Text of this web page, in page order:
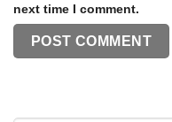
next time I comment.